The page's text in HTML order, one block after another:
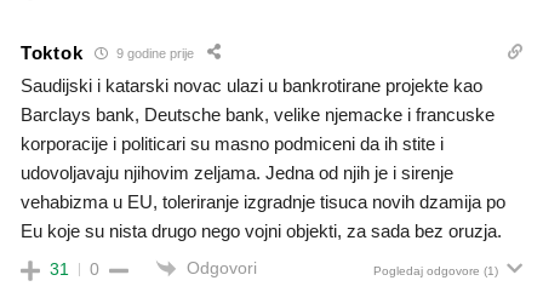
Toktok 9 godine prije
Saudijski i katarski novac ulazi u bankrotirane projekte kao
Barclays bank, Deutsche bank, velike njemacke i francuske
korporacije i politicari su masno podmiceni da ih stite i
udovoljavaju njihovim zeljama. Jedna od njih je i sirenje
vehabizma u EU, toleriranje izgradnje tisuca novih dzamija po
Eu koje su nista drugo nego vojni objekti, za sada bez oruzja.
31 0 Odgovori Pogledaj odgovore (1)